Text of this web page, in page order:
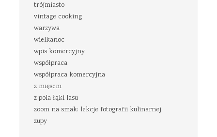
trójmiasto
vintage cooking
warzywa
wielkanoc
wpis komercyjny
współpraca
współpraca komercyjna
z mięsem
z pola łąki lasu
zoom na smak: lekcje fotografii kulinarnej
zupy